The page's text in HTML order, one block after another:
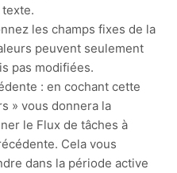
texte.
les champs fixes de la
peuvent seulement
pas modifiées.
: en cochant cette
» vous donnera la
le Flux de tâches à
Cela vous
dans la période active